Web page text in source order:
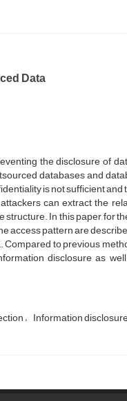
Data
the disclosure of
databases and
is not sufficient
can extract the
In this paper, for
access pattern are
to previous
disclosure as
Information